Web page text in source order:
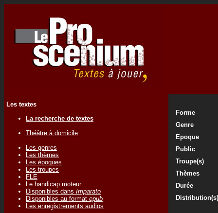
Les textes
La recherche de textes
Théâtre à domicile
Les genres
Les thèmes
Les époques
Les troupes
FLE
Le handicap moteur
Disponibles dans Imparato
Disponibles au format epub
Les enregistrements audios
Forme
Genre
Epoque
Public
Troupe(s)
Thèmes
Durée
Distribution(s)